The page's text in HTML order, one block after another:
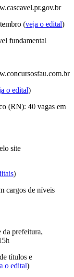
(veja o edital)
fundamental
o edital)
(RN): 40 vagas em
site
)
cargos de níveis
da prefeitura,
títulos e
o edital)